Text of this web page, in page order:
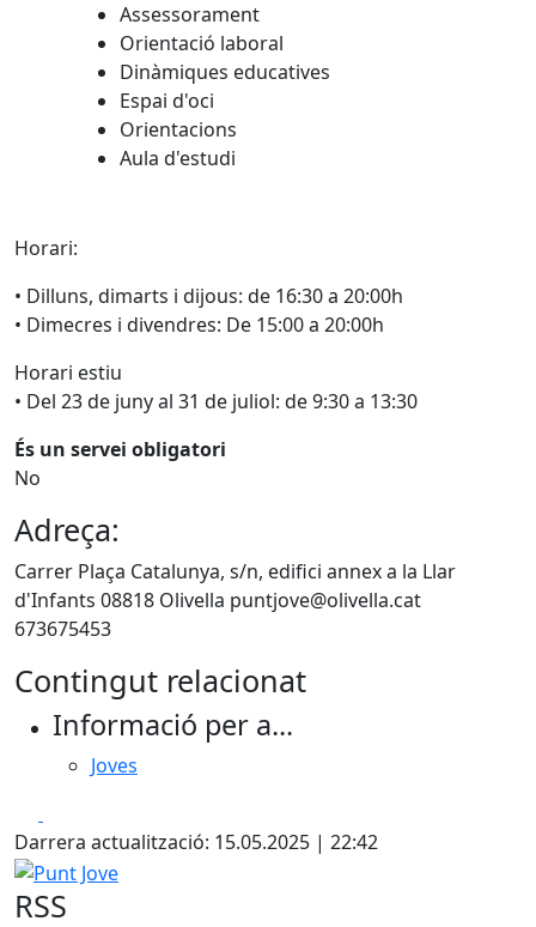
Assessorament
Orientació laboral
Dinàmiques educatives
Espai d'oci
Orientacions
Aula d'estudi
Horari:
• Dilluns, dimarts i dijous: de 16:30 a 20:00h
• Dimecres i divendres: De 15:00 a 20:00h
Horari estiu
• Del 23 de juny al 31 de juliol: de 9:30 a 13:30
És un servei obligatori
No
Adreça:
Carrer Plaça Catalunya, s/n, edifici annex a la Llar
d'Infants 08818 Olivella puntjove@olivella.cat
673675453
Contingut relacionat
Informació per a...
Joves
Darrera actualització: 15.05.2025 | 22:42
Punt Jove
RSS